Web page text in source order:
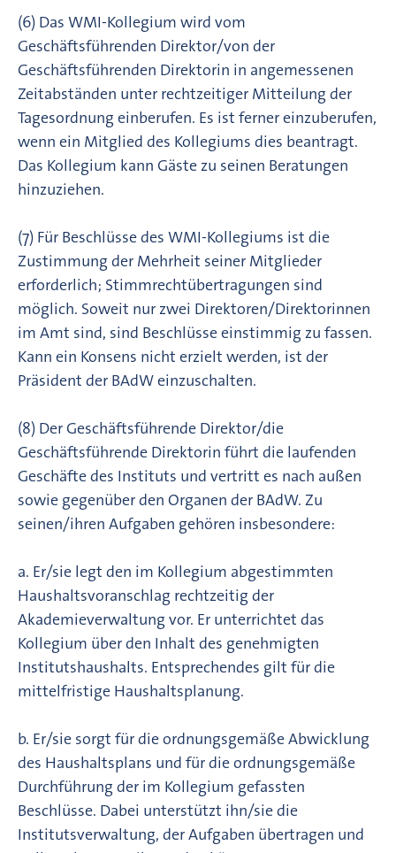
(6) Das WMI-Kollegium wird vom
Geschäftsführenden Direktor/von der
Geschäftsführenden Direktorin in angemessenen
Zeitabständen unter rechtzeitiger Mitteilung der
Tagesordnung einberufen. Es ist ferner einzuberufen,
wenn ein Mitglied des Kollegiums dies beantragt.
Das Kollegium kann Gäste zu seinen Beratungen
hinzuziehen.
(7) Für Beschlüsse des WMI-Kollegiums ist die
Zustimmung der Mehrheit seiner Mitglieder
erforderlich; Stimmrechtübertragungen sind
möglich. Soweit nur zwei Direktoren/Direktorinnen
im Amt sind, sind Beschlüsse einstimmig zu fassen.
Kann ein Konsens nicht erzielt werden, ist der
Präsident der BAdW einzuschalten.
(8) Der Geschäftsführende Direktor/die
Geschäftsführende Direktorin führt die laufenden
Geschäfte des Instituts und vertritt es nach außen
sowie gegenüber den Organen der BAdW. Zu
seinen/ihren Aufgaben gehören insbesondere:
a. Er/sie legt den im Kollegium abgestimmten
Haushaltsvoranschlag rechtzeitig der
Akademieverwaltung vor. Er unterrichtet das
Kollegium über den Inhalt des genehmigten
Institutshaushalts. Entsprechendes gilt für die
mittelfristige Haushaltsplanung.
b. Er/sie sorgt für die ordnungsgemäße Abwicklung
des Haushaltsplans und für die ordnungsgemäße
Durchführung der im Kollegium gefassten
Beschlüsse. Dabei unterstützt ihn/sie die
Institutsverwaltung, der Aufgaben übertragen und